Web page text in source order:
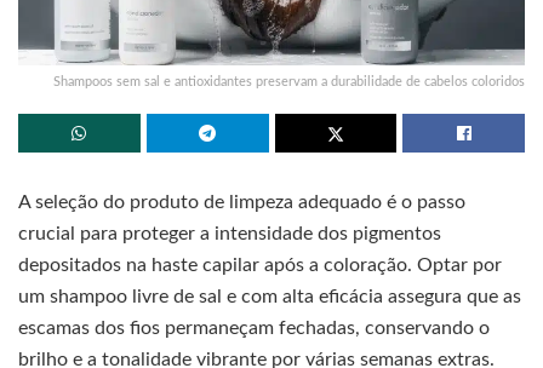
Shampoos sem sal e antioxidantes preservam a durabilidade de cabelos coloridos
A seleção do produto de limpeza adequado é o passo
crucial para proteger a intensidade dos pigmentos
depositados na haste capilar após a coloração. Optar por
um shampoo livre de sal e com alta eficácia assegura que as
escamas dos fios permaneçam fechadas, conservando o
brilho e a tonalidade vibrante por várias semanas extras.